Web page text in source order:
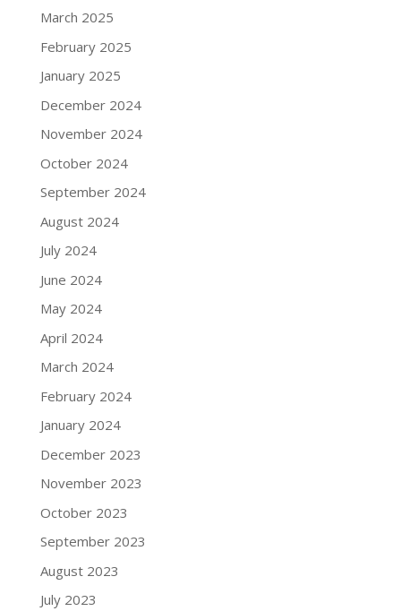
March 2025
February 2025
January 2025
December 2024
November 2024
October 2024
September 2024
August 2024
July 2024
June 2024
May 2024
April 2024
March 2024
February 2024
January 2024
December 2023
November 2023
October 2023
September 2023
August 2023
July 2023